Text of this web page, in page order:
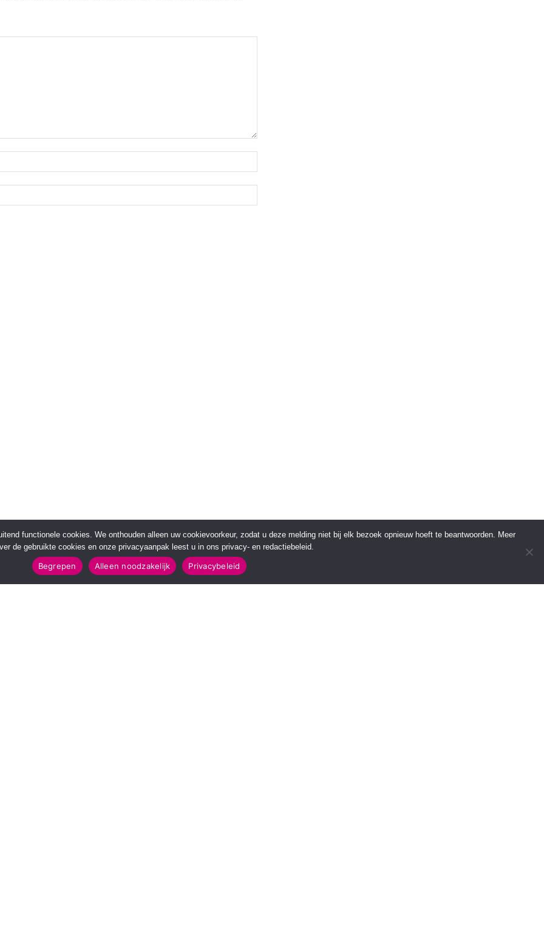
functionele cookies. We onthouden alleen uw cookievoorkeur, zodat u deze melding niet bij elk bezoek opnieuw hoeft te beantwoorden. Meer
de gebruikte cookies en onze privacyaanpak leest u in ons privacy- en redactiebeleid.
Begrepen Alleen noodzakelijk Privacybeleid